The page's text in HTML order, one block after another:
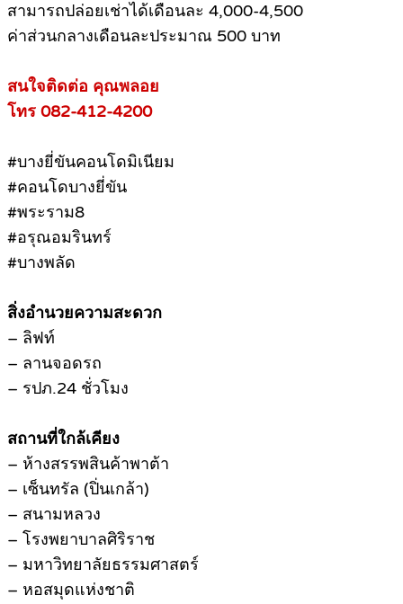
สามารถปล่อยเช่าได้เดือนละ 4,000-4,500
ค่าส่วนกลางเดือนละประมาณ 500 บาท
สนใจติดต่อ คุณพลอย
โทร 082-412-4200
#บางยี่ขันคอนโดมิเนียม
#คอนโดบางยี่ขัน
#พระราม8
#อรุณอมรินทร์
#บางพลัด
สิ่งอำนวยความสะดวก
– ลิฟท์
– ลานจอดรถ
– รปภ.24 ชั่วโมง
สถานที่ใกล้เคียง
– ห้างสรรพสินค้าพาต้า
– เซ็นทรัล (ปิ่นเกล้า)
– สนามหลวง
– โรงพยาบาลศิริราช
– มหาวิทยาลัยธรรมศาสตร์
– หอสมุดแห่งชาติ